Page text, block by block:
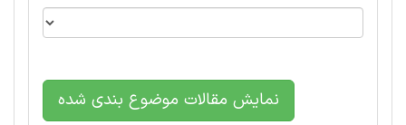
نمایش مقالات موضوع بندی شده